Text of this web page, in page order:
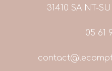
31410 SAINT-
05 61